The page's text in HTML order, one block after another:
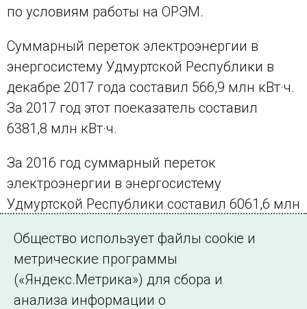
по условиям работы на ОРЭМ.
Суммарный переток электроэнергии в
энергосистему Удмуртской Республики в
декабре 2017 года составил 566,9 млн кВт·ч.
За 2017 год этот поеказатель составил
6381,8 млн кВт·ч.
За 2016 год суммарный переток
электроэнергии в энергосистему
Удмуртской Республики составил 6061,6 млн
года – 6042,4 млн кВт·ч.
← Все публикации
Общество использует файлы cookie и
метрические программы
(«Яндекс.Метрика») для сбора и
анализа информации о